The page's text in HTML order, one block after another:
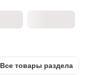
Все товары раздела